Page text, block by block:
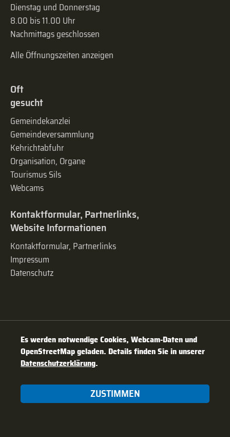
Dienstag und Donnerstag
8.00 bis 11.00 Uhr
Nachmittags geschlossen
Alle Öffnungszeiten anzeigen
Oft
gesucht
Gemeindekanzlei
Gemeinde­versammlung
Kehrichtabfuhr
Organisation, Organe
Tourismus Sils
Webcams
Kontaktformular, Partnerlinks,
Website Informationen
Kontaktformular, Partnerlinks
Impressum
Datenschutz
Es werden notwendige Cookies, Webcam-Daten und
OpenStreetMap geladen. Details finden Sie in unserer
Datenschutzerklärung.
ZUSTIMMEN